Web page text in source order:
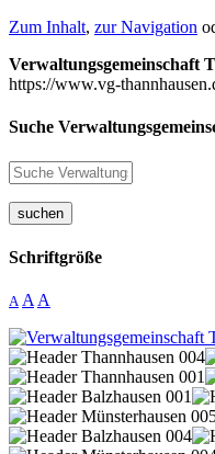
Zum Inhalt, zur Navigation
Verwaltungsgemeinschaft
https://www.vg-
Suche
suchen
Schriftgröße
A A A